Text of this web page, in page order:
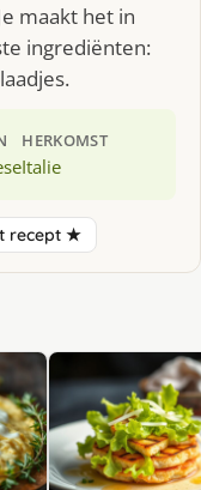
maakt het in
ingrediënten:
HERKOMST
Italie
recept ★